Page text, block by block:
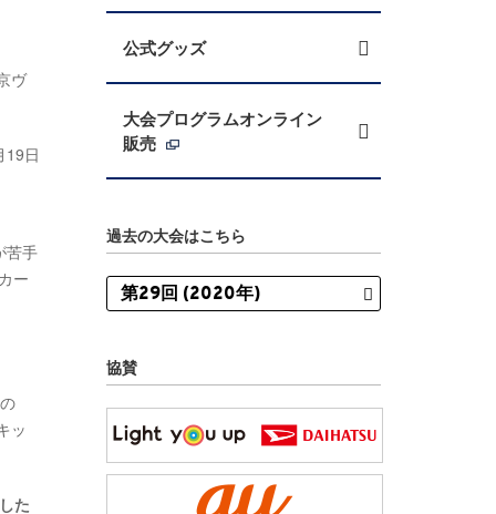
ヴ
19日
苦手
ー
ッ
た
公式グッズ
大会プログラムオンライン
販売
過去の大会はこちら
協賛